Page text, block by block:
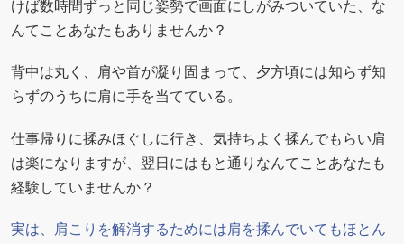
けば数時間ずっと同じ姿勢で画面にしがみついていた、な
んてことあなたもありませんか？
背中は丸く、肩や首が凝り固まって、夕方頃には知らず知
らずのうちに肩に手を当てている。
仕事帰りに揉みほぐしに行き、気持ちよく揉んでもらい肩
は楽になりますが、翌日にはもと通りなんてことあなたも
経験していませんか？
実は、肩こりを解消するためには肩を揉んでいてもほとん